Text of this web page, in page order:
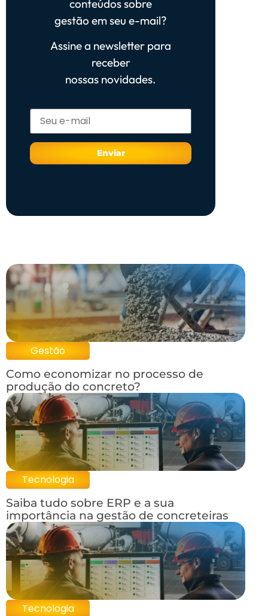
conteúdos sobre
gestão em seu e-mail?
Assine a newsletter para
receber
nossas novidades.
Gestão
Como economizar no processo de
produção do concreto?
Tecnologia
Saiba tudo sobre ERP e a sua
importância na gestão de concreteiras
Tecnologia